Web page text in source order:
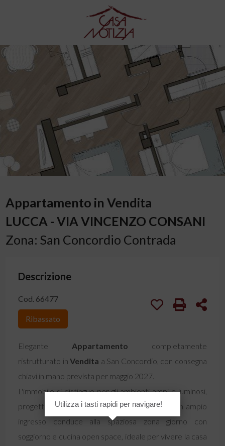
Appartamento in Vendita
LUCCA - VIA VINCENZO CONSANI
Zona: San Concordio Contrada
Descrizione
Cod. 66477
Ribassato
Elegante Appartamento completamente
ristrutturato inVendita a San Concordio, con consegna
chiavi in mano prevista per maggio 2027.
L'immobile si distingue per gli ambienti ampi e luminosi,
progettati per offrire comfort e funzionalità. Un ampio
ingresso conduce alla spaziosa zona giorno con
soggiorno e cucina open space, ideale per vivere la casa
Utilizza i tasti rapidi per navigare!